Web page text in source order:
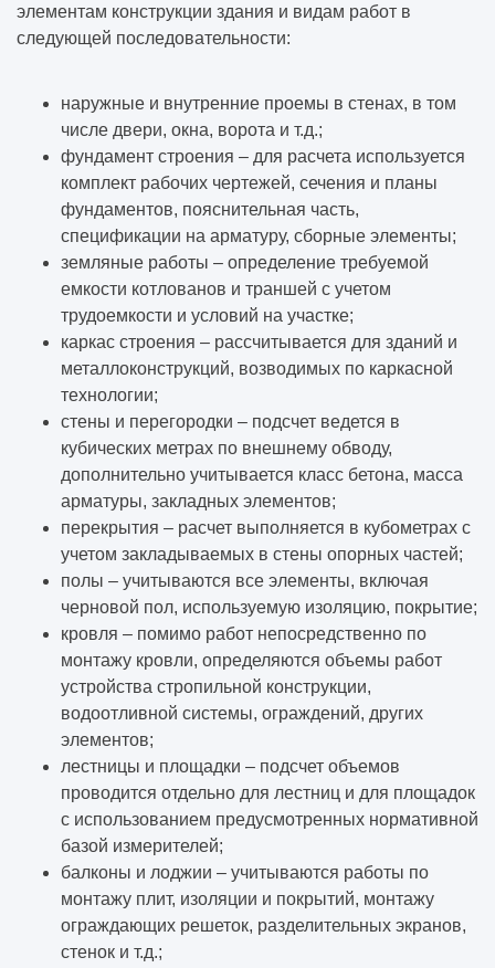
элементам конструкции здания и видам работ в
следующей последовательности:
наружные и внутренние проемы в стенах, в том
числе двери, окна, ворота и т.д.;
фундамент строения – для расчета используется
комплект рабочих чертежей, сечения и планы
фундаментов, пояснительная часть,
спецификации на арматуру, сборные элементы;
земляные работы – определение требуемой
емкости котлованов и траншей с учетом
трудоемкости и условий на участке;
каркас строения – рассчитывается для зданий и
металлоконструкций, возводимых по каркасной
технологии;
стены и перегородки – подсчет ведется в
кубических метрах по внешнему обводу,
дополнительно учитывается класс бетона, масса
арматуры, закладных элементов;
перекрытия – расчет выполняется в кубометрах с
учетом закладываемых в стены опорных частей;
полы – учитываются все элементы, включая
черновой пол, используемую изоляцию, покрытие;
кровля – помимо работ непосредственно по
монтажу кровли, определяются объемы работ
устройства стропильной конструкции,
водоотливной системы, ограждений, других
элементов;
лестницы и площадки – подсчет объемов
проводится отдельно для лестниц и для площадок
с использованием предусмотренных нормативной
базой измерителей;
балконы и лоджии – учитываются работы по
монтажу плит, изоляции и покрытий, монтажу
ограждающих решеток, разделительных экранов,
стенок и т.д.;